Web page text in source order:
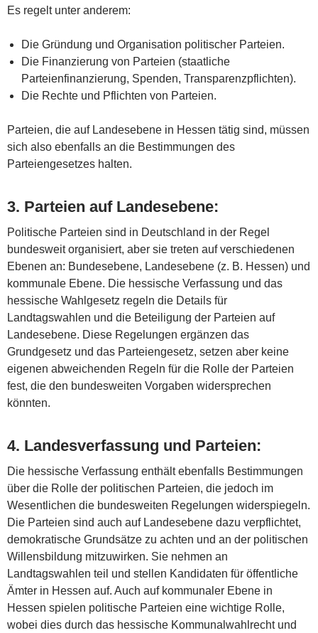
Es regelt unter anderem:
Die Gründung und Organisation politischer Parteien.
Die Finanzierung von Parteien (staatliche
Parteienfinanzierung, Spenden, Transparenzpflichten).
Die Rechte und Pflichten von Parteien.
Parteien, die auf Landesebene in Hessen tätig sind, müssen
sich also ebenfalls an die Bestimmungen des
Parteiengesetzes halten.
3. Parteien auf Landesebene:
Politische Parteien sind in Deutschland in der Regel
bundesweit organisiert, aber sie treten auf verschiedenen
Ebenen an: Bundesebene, Landesebene (z. B. Hessen) und
kommunale Ebene. Die hessische Verfassung und das
hessische Wahlgesetz regeln die Details für
Landtagswahlen und die Beteiligung der Parteien auf
Landesebene. Diese Regelungen ergänzen das
Grundgesetz und das Parteiengesetz, setzen aber keine
eigenen abweichenden Regeln für die Rolle der Parteien
fest, die den bundesweiten Vorgaben widersprechen
könnten.
4. Landesverfassung und Parteien:
Die hessische Verfassung enthält ebenfalls Bestimmungen
über die Rolle der politischen Parteien, die jedoch im
Wesentlichen die bundesweiten Regelungen widerspiegeln.
Die Parteien sind auch auf Landesebene dazu verpflichtet,
demokratische Grundsätze zu achten und an der politischen
Willensbildung mitzuwirken. Sie nehmen an
Landtagswahlen teil und stellen Kandidaten für öffentliche
Ämter in Hessen auf. Auch auf kommunaler Ebene in
Hessen spielen politische Parteien eine wichtige Rolle,
wobei dies durch das hessische Kommunalwahlrecht und